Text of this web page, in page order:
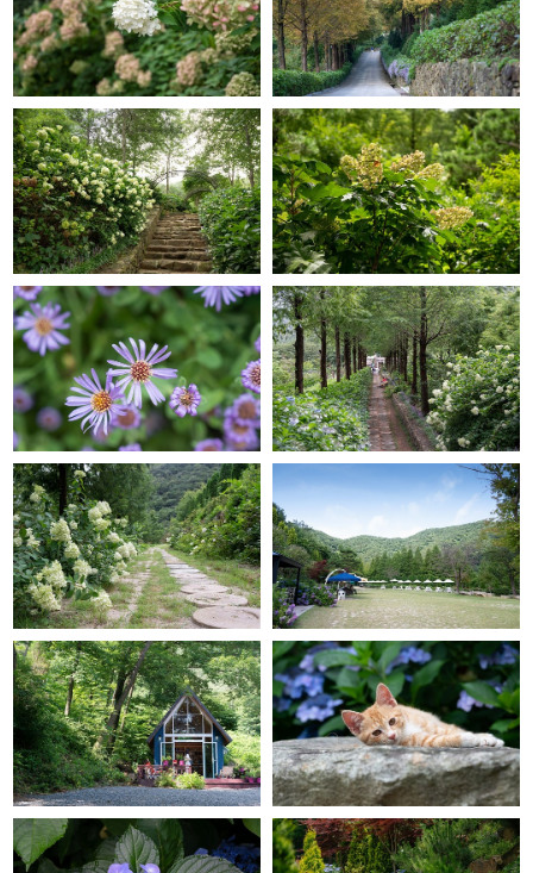
GRACE GARDEN GRACE GARDEN
GRACE GARDEN GRACE GARDEN
GRACE GARDEN GRACE GARDEN
GRACE GARDEN GRACE GARDEN
GRACE GARDEN GRACE GARDEN